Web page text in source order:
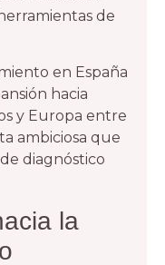
de
en España
hacia
y Europa entre
ambiciosa que
diagnóstico
la